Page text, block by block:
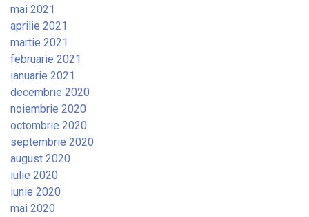
mai 2021
aprilie 2021
martie 2021
februarie 2021
ianuarie 2021
decembrie 2020
noiembrie 2020
octombrie 2020
septembrie 2020
august 2020
iulie 2020
iunie 2020
mai 2020